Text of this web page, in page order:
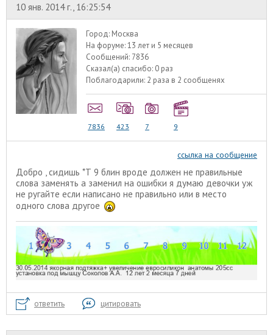
10 янв. 2014 г., 16:25:54
Город: Москва
На форуме:13 лет и 5 месяцев
Сообщений: 7836
Сказал(а) спасибо: 0 раз
Поблагодарили: 2 раза в 2 сообщенях
7836 423 7 9
ссылка на сообщение
Добро , сидишь *Т 9 блин вроде должен не правильные
слова заменять а заменил на ошибки я думаю девочки уж
не ругайте если написано не правильно или в место
одного слова другое
ответить цитировать